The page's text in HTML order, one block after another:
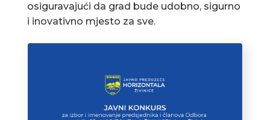
osiguravajući da grad bude udobno, sigurno
i inovativno mjesto za sve.